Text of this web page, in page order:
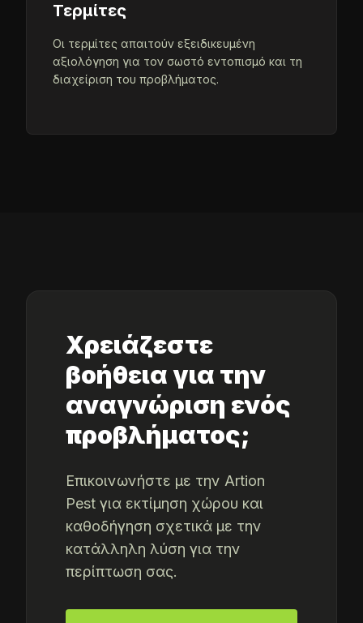
Τερμίτες
Οι τερμίτες απαιτούν εξειδικευμένη
αξιολόγηση για τον σωστό εντοπισμό και τη
διαχείριση του προβλήματος.
Χρειάζεστε
βοήθεια για την
αναγνώριση ενός
προβλήματος;
Επικοινωνήστε με την Artion
Pest για εκτίμηση χώρου και
καθοδήγηση σχετικά με την
κατάλληλη λύση για την
περίπτωση σας.